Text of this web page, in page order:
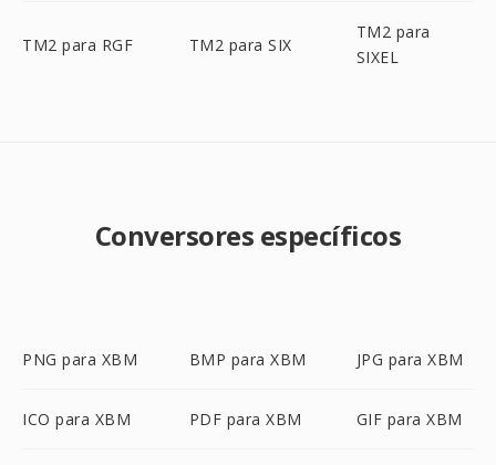
TM2 para RGF TM2 para SIX
TM2 para
SIXEL
Conversores específicos
PNG para XBM BMP para XBM JPG para XBM
ICO para XBM PDF para XBM GIF para XBM